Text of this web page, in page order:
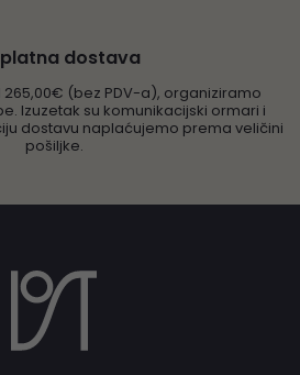
dostava
(bez PDV-a), organiziramo
Izuzetak su komunikacijski ormari i
dostavu naplaćujemo prema veličini
pošiljke.